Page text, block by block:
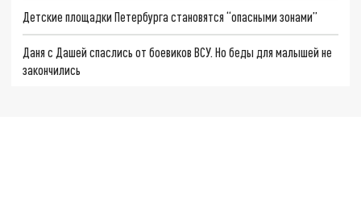
Детские площадки Петербурга становятся “опасными зонами”
Даня с Дашей спаслись от боевиков ВСУ. Но беды для малышей не
закончились